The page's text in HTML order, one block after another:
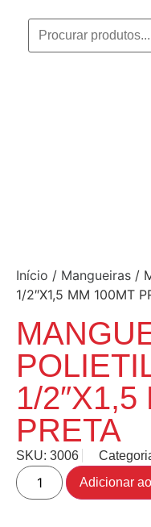
Início / Mangueiras /
1/2″X1,5 MM 100MT
1/
PRETA
Adicionar
SKU: 3006